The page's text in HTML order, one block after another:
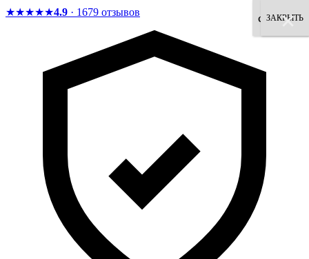
★★★★★4.9 · 1679 отзывов ×
×
×
×
согласен
×
×
ЗАКРЫТЬ
×
×